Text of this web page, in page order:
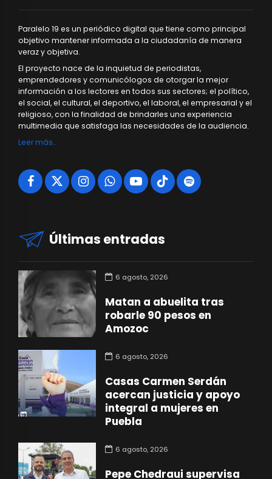
Paralelo 19 es un periódico digital que tiene como principal
objetivo mantener informada a la ciudadanía de manera
veraz y objetiva.
El proyecto nace de la inquietud de periodistas,
emprendedores y comunicólogos de otorgar la mejor
información a los lectores en todos sus sectores; el político,
el social, el cultural, el deportivo, el laboral, el empresarial y el
religioso, con la finalidad de brindarles una experiencia
multimedia que satisfaga las necesidades de la audiencia.
Leer más…
Últimas entradas
6 agosto, 2026
Matan a abuelita tras
robarle 90 pesos en
Amozoc
6 agosto, 2026
Casas Carmen Serdán
acercan justicia y apoyo
integral a mujeres en
Puebla
6 agosto, 2026
Pepe Chedraui supervisa